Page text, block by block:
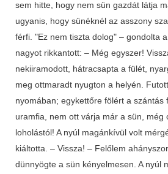
sem hitte, hogy nem sün gazdát látja
ugyanis, hogy sünéknél az asszony
férfi. "Ez nem tiszta dolog" – gondolta
nagyot rikkantott: – Még egyszer!
nekiiramodott, hátracsapta a fülét,
meg ottmaradt nyugton a helyén.
nyomában; egykettőre fölért a szántás
uramfia, nem ott várja már a sün, még
loholástól! A nyúl magánkívül volt
kiáltotta. – Vissza! – Felőlem
dünnyögte a sün kényelmesen. A nyúl